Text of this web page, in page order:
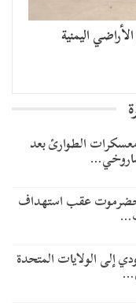
اليمنية
الطوارئ بعد
عقب استهداف
إلى الولايات المتحدة